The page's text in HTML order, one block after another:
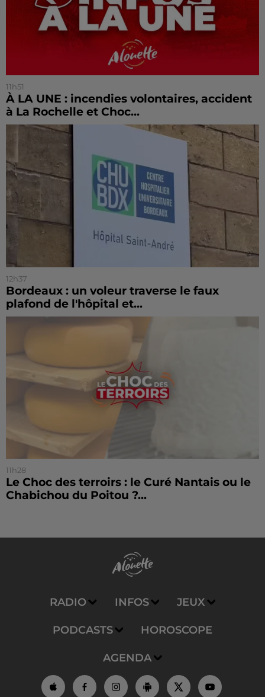
11h51
À LA UNE : incendies volontaires, accident
à La Rochelle et Choc...
12h37
Bordeaux : un voleur traverse le faux
plafond de l'hôpital et...
11h28
Le Choc des terroirs : le Curé Nantais ou le
Chabichou du Poitou ?...
RADIO INFOS JEUX
PODCASTS HOROSCOPE
AGENDA